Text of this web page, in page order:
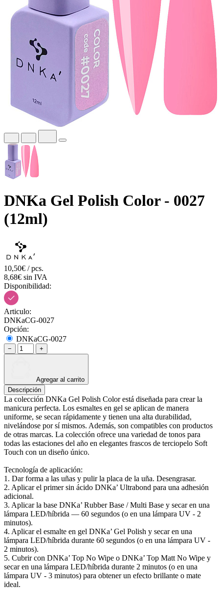
DNKa Gel Polish Color - 0027
(12ml)
10,50€ / pcs.
8,68€ sin IVA
Disponibilidad:
Articulo:
DNKaCG-0027
Opción:
DNKaCG-0027
− +
Agregar al carrito
Descripción
La colección DNKa Gel Polish Color está diseñada para crear la
manicura perfecta. Los esmaltes en gel se aplican de manera
uniforme, se secan rápidamente y tienen una alta durabilidad,
nivelándose por sí mismos. Además, son compatibles con productos
de otras marcas. La colección ofrece una variedad de tonos para
todas las estaciones del año en elegantes frascos de terciopelo Soft
Touch con un diseño único.
Tecnología de aplicación:
1. Dar forma a las uñas y pulir la placa de la uña. Desengrasar.
2. Aplicar el primer sin ácido DNKa’ Ultrabond para una adhesión
adicional.
3. Aplicar la base DNKa’ Rubber Base / Multi Base y secar en una
lámpara LED/híbrida — 60 segundos (o en una lámpara UV - 2
minutos).
4. Aplicar el esmalte en gel DNKa’ Gel Polish y secar en una
lámpara LED/híbrida durante 60 segundos (o en una lámpara UV -
2 minutos).
5. Cubrir con DNKa’ Top No Wipe o DNKa’ Top Matt No Wipe y
secar en una lámpara LED/híbrida durante 2 minutos (o en una
lámpara UV - 3 minutos) para obtener un efecto brillante o mate
ideal.